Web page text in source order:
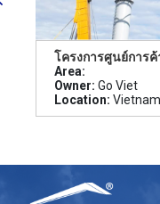
โครงการศูนย์การ
Area:
Owner: Go Viet
Location: Vietnam